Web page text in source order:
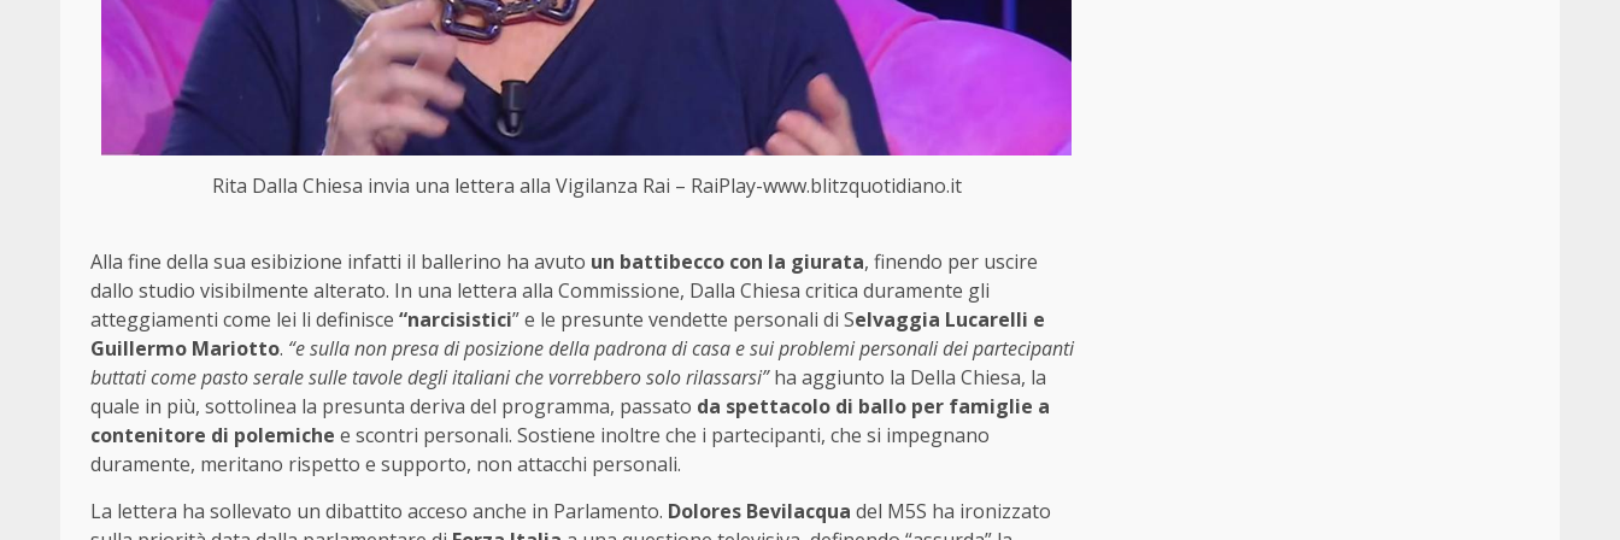
Rita Dalla Chiesa invia una lettera alla Vigilanza Rai – RaiPlay-www.blitzquotidiano.it
Alla fine della sua esibizione infatti il ballerino ha avuto un battibecco con la giurata, finendo per uscire
dallo studio visibilmente alterato. In una lettera alla Commissione, Dalla Chiesa critica duramente gli
atteggiamenti come lei li definisce “narcisistici” e le presunte vendette personali di Selvaggia Lucarelli e
Guillermo Mariotto. “e sulla non presa di posizione della padrona di casa e sui problemi personali dei partecipanti
buttati come pasto serale sulle tavole degli italiani che vorrebbero solo rilassarsi”ha aggiunto la Della Chiesa, la
quale in più, sottolinea la presunta deriva del programma, passato da spettacolo di ballo per famiglie a
contenitore di polemiche e scontri personali. Sostiene inoltre che i partecipanti, che si impegnano
duramente, meritano rispetto e supporto, non attacchi personali.
La lettera ha sollevato un dibattito acceso anche in Parlamento. Dolores Bevilacqua del M5S ha ironizzato